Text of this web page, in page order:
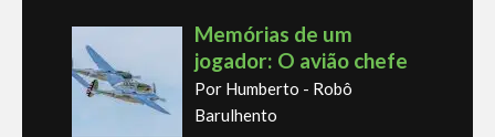
Memórias de um
jogador: O avião chefe
Por Humberto - Robô
Barulhento